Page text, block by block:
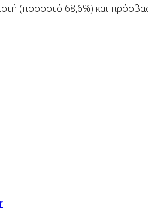
(ποσοστό 68,6%) και